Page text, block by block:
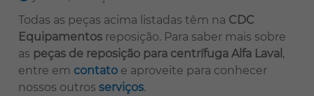
Todas as peças acima listadas têm na CDC
Equipamentos reposição. Para saber mais sobre
as peças de reposição para centrífuga Alfa Laval ,
entre em contato e aproveite para conhecer
nossos outros serviços.